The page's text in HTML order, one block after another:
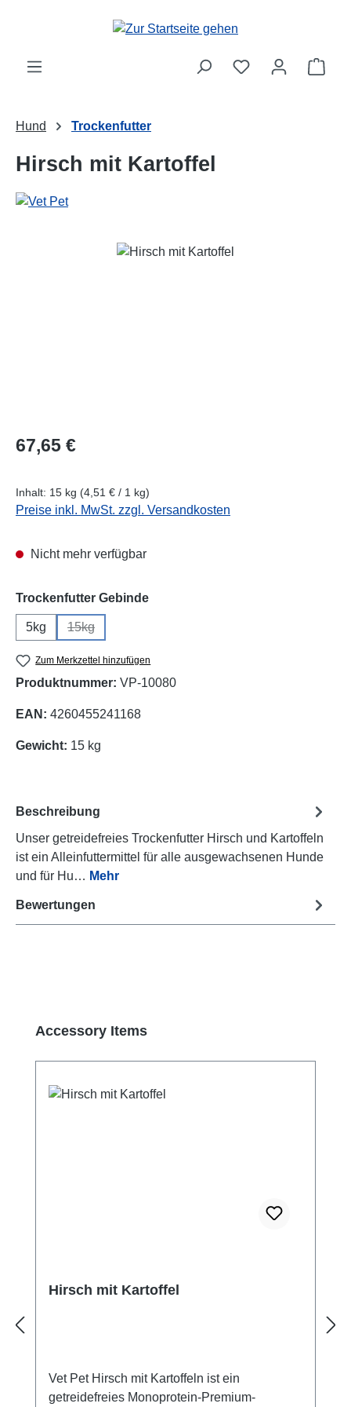
Zum Hauptinhalt springen
Hund Trockenfutter
Hirsch mit Kartoffel
Bildergalerie überspringen
Regulärer Preis:
67,65 €
Inhalt: 15 kg (4,51 € / 1 kg)
Preise inkl. MwSt. zzgl. Versandkosten
Nicht mehr verfügbar
Trockenfutter Gebindeauswählen
5kg 15kg
(Diese Option ist zurzeit nicht verfügbar.)
Zum Merkzettel hinzufügen
Produktnummer: VP-10080
EAN: 4260455241168
Gewicht: 15 kg
Beschreibung
Unser getreidefreies Trockenfutter Hirsch und Kartoffeln
ist ein Alleinfuttermittel für alle ausgewachsenen Hunde
und für Hu… Mehr
Bewertungen
Produktgalerie überspringen
Accessory Items
Hirsch mit Kartoffel
Vet Pet Hirsch mit Kartoffeln ist ein
getreidefreies Monoprotein-Premium-